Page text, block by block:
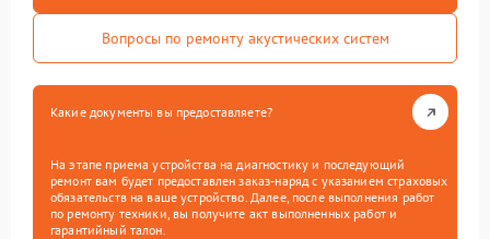
Вопросы по ремонту акустических систем
Какие документы вы предоставляете?
На этапе приема устройства на диагностику и последующий
ремонт вам будет предоставлен заказ-наряд с указанием страховых
обязательств на ваше устройство. Далее, после выполнения работ
по ремонту техники, вы получите акт выполненных работ и
гарантийный талон.